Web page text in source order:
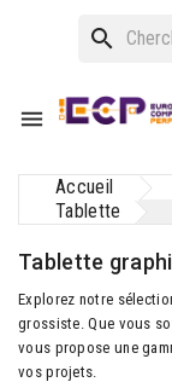
search

Accueil
Tablette
Tablette
Explorez notre
grossiste. Que vous
vous propose une
vos projets.